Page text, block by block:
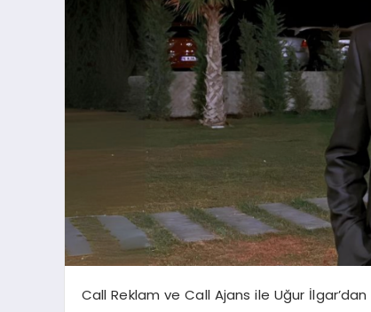
Call Reklam ve Call Ajans ile Uğur İlgar’dan